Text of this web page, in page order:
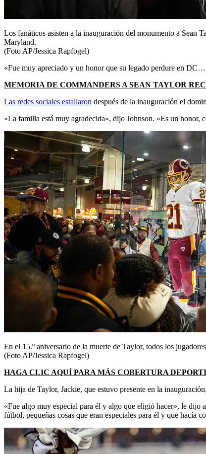
Los fanáticos asisten a la inauguración del monumento a Sean
Maryland.
(Foto AP/Jessica Rapfogel)
«Fue muy apreciado y un honor que su legado perdure en
MEMORIA DE COMMANDERS A SEAN TAYLOR
Las redes sociales estallaron después de la inauguración el
«La familia está muy agradecida», dijo Johnson. «Es un
En el 15.º aniversario de la muerte de Taylor, todos los
(Foto AP/Jessica Rapfogel)
HAGA CLIC AQUÍ PARA MÁS COBERTURA
La hija de Taylor, Jackie, que estuvo presente en la
«Fue algo muy especial para él y algo que eligió hacer», le dijo
fútbol, ​​pequeñas cosas que eran especiales para él y que hacía